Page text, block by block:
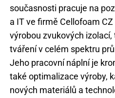
současnosti pracuje na
a IT ve firmě Cellofoam
výrobou zvukových
tváření v celém spektru
Jeho pracovní náplní je
také optimalizace výroby,
nových materiálů a